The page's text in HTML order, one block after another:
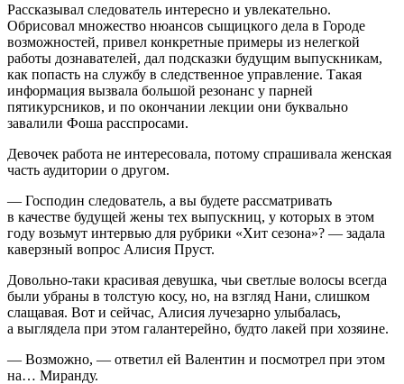
Рассказывал следователь интересно и увлекательно.
Обрисовал множество нюансов сыщицкого дела в Городе
возможностей, привел конкретные примеры из нелегкой
работы дознавателей, дал подсказки будущим выпускникам,
как попасть на службу в следственное управление. Такая
информация вызвала большой резонанс у парней
пятикурсников, и по окончании лекции они буквально
завалили Фоша расспросами.
Девочек работа не интересовала, потому спрашивала женская
часть аудитории о другом.
— Господин следователь, а вы будете рассматривать
в качестве будущей жены тех выпускниц, у которых в этом
году возьмут интервью для рубрики «Хит сезона»? — задала
каверзный вопрос Алисия Пруст.
Довольно-таки красивая девушка, чьи светлые волосы всегда
были убраны в толстую косу, но, на взгляд Нани, слишком
слащавая. Вот и сейчас, Алисия лучезарно улыбалась,
а выглядела при этом галантерейно, будто лакей при хозяине.
— Возможно, — ответил ей Валентин и посмотрел при этом
на… Миранду.